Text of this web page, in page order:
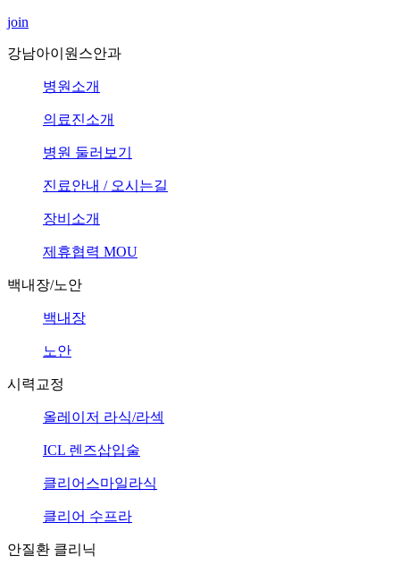
join
강남아이원스안과
병원소개
의료진소개
병원 둘러보기
진료안내 / 오시는길
장비소개
제휴협력 MOU
백내장/노안
백내장
노안
시력교정
올레이저 라식/라섹
ICL 렌즈삽입술
클리어스마일라식
클리어 수프라
안질환 클리닉